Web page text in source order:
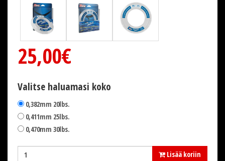
25,00€
Valitse haluamasi koko
0,382mm 20lbs.
0,411mm 25lbs.
0,470mm 30lbs.
Lisää koriin